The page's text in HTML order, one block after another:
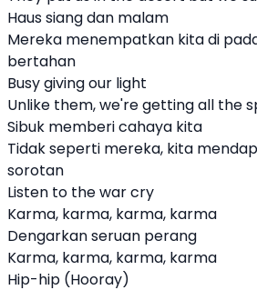
Haus siang dan malam
Mereka menempatkan kita di
bertahan
Busy giving our light
Unlike them, we're getting all the
Sibuk memberi cahaya kita
Tidak seperti mereka, kita
sorotan
Listen to the war cry
Karma, karma, karma, karma
Dengarkan seruan perang
Karma, karma, karma, karma
Hip-hip (Hooray)